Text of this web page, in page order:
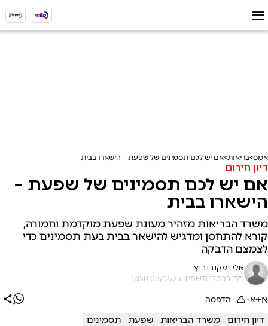
אמס בריאות אם יש לכם תסמינים של שפעת – הישארו בבית
דיון חירום
אם יש לכם תסמינים של שפעת –
הישארו בבית
משרד הבריאות מזהיר מעונת שפעת מוקדמת וחמורה,
קורא להתחסן ומדגיש להישאר בבית בעת תסמינים כדי
לצמצם הדבקה
אלי יעקובוביץ
י"ח בכסלו תשפ"ו, 08/12/25 16:58
א+א- הדפסה
דיון חירום משרד הבריאות שפעת תסמינים